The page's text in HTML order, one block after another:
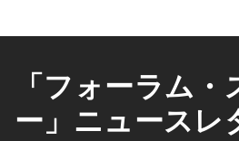
「フォーラム・
ー」ニュースレ